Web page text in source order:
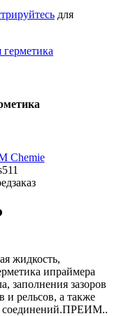
для
герметика
Chemie
жидкость,
ипраймера
заполнения зазоров
и рельсов, а также
соединений.ПРЕИМ..